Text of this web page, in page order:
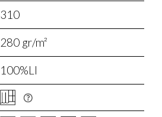
310
280 gr/m²
100%LI